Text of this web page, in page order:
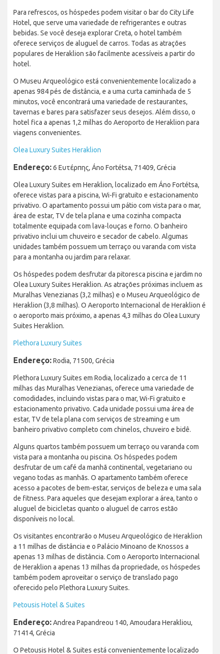
Para refrescos, os hóspedes podem visitar o bar do City Life
Hotel, que serve uma variedade de refrigerantes e outras
bebidas. Se você deseja explorar Creta, o hotel também
oferece serviços de aluguel de carros. Todas as atrações
populares de Heraklion são facilmente acessíveis a partir do
hotel.
O Museu Arqueológico está convenientemente localizado a
apenas 984 pés de distância, e a uma curta caminhada de 5
minutos, você encontrará uma variedade de restaurantes,
tavernas e bares para satisfazer seus desejos. Além disso, o
hotel fica a apenas 1,2 milhas do Aeroporto de Heraklion para
viagens convenientes.
Olea Luxury Suites Heraklion
Endereço:6 Ευτέρπης, Áno Fortétsa, 71409, Grécia
Olea Luxury Suites em Heraklion, localizado em Áno Fortétsa,
oferece vistas para a piscina, Wi-Fi gratuito e estacionamento
privativo. O apartamento possui um pátio com vista para o mar,
área de estar, TV de tela plana e uma cozinha compacta
totalmente equipada com lava-louças e forno. O banheiro
privativo inclui um chuveiro e secador de cabelo. Algumas
unidades também possuem um terraço ou varanda com vista
para a montanha ou jardim para relaxar.
Os hóspedes podem desfrutar da pitoresca piscina e jardim no
Olea Luxury Suites Heraklion. As atrações próximas incluem as
Muralhas Venezianas (3,2 milhas) e o Museu Arqueológico de
Heraklion (3,8 milhas). O Aeroporto Internacional de Heraklion é
o aeroporto mais próximo, a apenas 4,3 milhas do Olea Luxury
Suites Heraklion.
Plethora Luxury Suites
Endereço:Rodia, 71500, Grécia
Plethora Luxury Suites em Rodia, localizado a cerca de 11
milhas das Muralhas Venezianas, oferece uma variedade de
comodidades, incluindo vistas para o mar, Wi-Fi gratuito e
estacionamento privativo. Cada unidade possui uma área de
estar, TV de tela plana com serviços de streaming e um
banheiro privativo completo com chinelos, chuveiro e bidê.
Alguns quartos também possuem um terraço ou varanda com
vista para a montanha ou piscina. Os hóspedes podem
desfrutar de um café da manhã continental, vegetariano ou
vegano todas as manhãs. O apartamento também oferece
acesso a pacotes de bem-estar, serviços de beleza e uma sala
de fitness. Para aqueles que desejam explorar a área, tanto o
aluguel de bicicletas quanto o aluguel de carros estão
disponíveis no local.
Os visitantes encontrarão o Museu Arqueológico de Heraklion
a 11 milhas de distância e o Palácio Minoano de Knossos a
apenas 13 milhas de distância. Com o Aeroporto Internacional
de Heraklion a apenas 13 milhas da propriedade, os hóspedes
também podem aproveitar o serviço de translado pago
oferecido pelo Plethora Luxury Suites.
Petousis Hotel & Suites
Endereço:Andrea Papandreou 140, Amoudara Herakliou,
71414, Grécia
O Petousis Hotel & Suites está convenientemente localizado